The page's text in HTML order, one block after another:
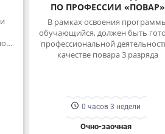
В рамках освоения программы
обучающийся, должен быть готов к
профессиональной деятельности в
качестве повара 3 разряда
Очно-заочная